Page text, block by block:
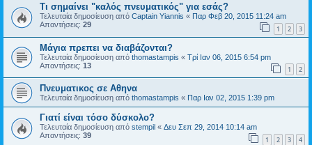
Τι σημαίνει "καλός πνευματικός" για εσάς?
Τελευταία δημοσίευση από Captain Yiannis « Παρ Φεβ 20, 2015 11:24 am
Απαντήσεις: 29 1 2 3
Μάγια πρεπει να διαβάζονται?
Τελευταία δημοσίευση από thomastampis « Τρί Ιαν 06, 2015 6:54 pm
Απαντήσεις: 13 1 2
Πνευματικος σε Αθηνα
Τελευταία δημοσίευση από thomastampis « Παρ Ιαν 02, 2015 1:39 pm
Γιατί είναι τόσο δύσκολο?
Τελευταία δημοσίευση από stempil « Δευ Σεπ 29, 2014 10:14 am
Απαντήσεις: 39 1 2 3 4